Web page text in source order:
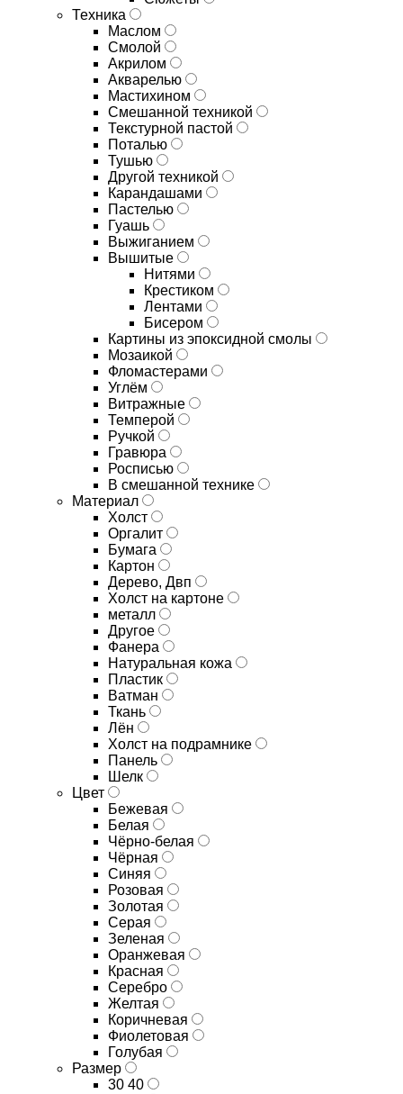
Техника
Маслом
Смолой
Акрилом
Акварелью
Мастихином
Смешанной техникой
Текстурной пастой
Поталью
Тушью
Другой техникой
Карандашами
Пастелью
Гуашь
Выжиганием
Вышитые
Нитями
Крестиком
Лентами
Бисером
Картины из эпоксидной смолы
Мозаикой
Фломастерами
Углём
Витражные
Темперой
Ручкой
Гравюра
Росписью
В смешанной технике
Материал
Холст
Оргалит
Бумага
Картон
Дерево, Двп
Холст на картоне
металл
Другое
Фанера
Натуральная кожа
Пластик
Ватман
Ткань
Лён
Холст на подрамнике
Панель
Шелк
Цвет
Бежевая
Белая
Чёрно-белая
Чёрная
Синяя
Розовая
Золотая
Серая
Зеленая
Оранжевая
Красная
Серебро
Желтая
Коричневая
Фиолетовая
Голубая
Размер
30 40